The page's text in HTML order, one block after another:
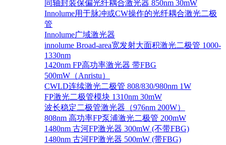
同轴封装保偏光纤耦合激光器 850nm 30mW
Innolume用于脉冲或CW操作的光纤耦合激光二极
管
Innolume广域激光器
innolume Broad-area宽发射大面积激光二极管 1000-
1330nm
1420nm FP高功率激光器 带FBG
500mW（Anristu）
CWLD连续激光二极管 808/830/980nm 1W
FP激光二极管模块 1310nm 30mW
波长稳定二极管激光器（976nm 200W）
808nm 高功率FP泵浦激光二极管 200mW
1480nm 古河FP激光器 300mW (不带FBG)
1480nm 古河FP激光器 500mW (带FBG)